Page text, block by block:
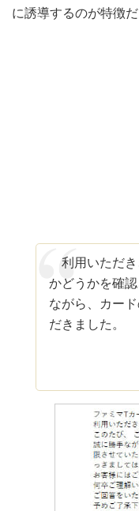
に誘導するのが特徴だ
利用いただき
かどうかを確
ながら、カー
だきました。